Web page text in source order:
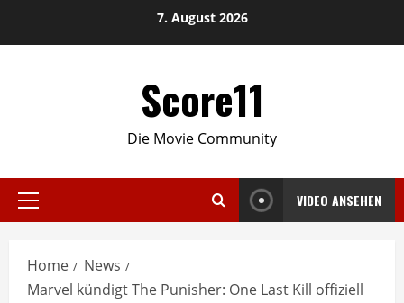
7. August 2026
Score11
Die Movie Community
Primary
VIDEO ANSEHEN
Home
News
Marvel kündigt The Punisher: One Last Kill offiziell